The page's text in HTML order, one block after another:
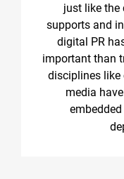
just like the
supports and
digital PR
important than
disciplines like
media